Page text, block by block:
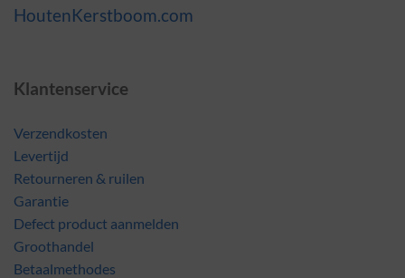
HoutenKerstboom.com
Klantenservice
Verzendkosten
Levertijd
Retourneren & ruilen
Garantie
Defect product aanmelden
Groothandel
Betaalmethodes